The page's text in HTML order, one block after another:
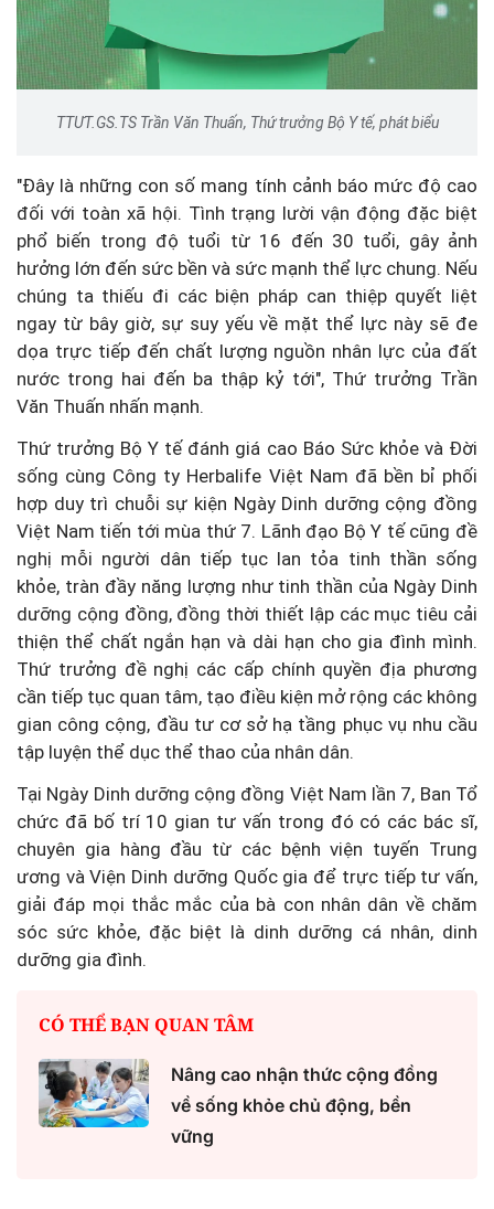
TTƯT.GS.TS Trần Văn Thuấn, Thứ trưởng Bộ Y tế, phát biểu
"Đây là những con số mang tính cảnh báo mức độ cao
đối với toàn xã hội. Tình trạng lười vận động đặc biệt
phổ biến trong độ tuổi từ 16 đến 30 tuổi, gây ảnh
hưởng lớn đến sức bền và sức mạnh thể lực chung. Nếu
chúng ta thiếu đi các biện pháp can thiệp quyết liệt
ngay từ bây giờ, sự suy yếu về mặt thể lực này sẽ đe
dọa trực tiếp đến chất lượng nguồn nhân lực của đất
nước trong hai đến ba thập kỷ tới", Thứ trưởng Trần
Văn Thuấn nhấn mạnh.
Thứ trưởng Bộ Y tế đánh giá cao Báo Sức khỏe và Đời
sống cùng Công ty Herbalife Việt Nam đã bền bỉ phối
hợp duy trì chuỗi sự kiện Ngày Dinh dưỡng cộng đồng
Việt Nam tiến tới mùa thứ 7. Lãnh đạo Bộ Y tế cũng đề
nghị mỗi người dân tiếp tục lan tỏa tinh thần sống
khỏe, tràn đầy năng lượng như tinh thần của Ngày Dinh
dưỡng cộng đồng, đồng thời thiết lập các mục tiêu cải
thiện thể chất ngắn hạn và dài hạn cho gia đình mình.
Thứ trưởng đề nghị các cấp chính quyền địa phương
cần tiếp tục quan tâm, tạo điều kiện mở rộng các không
gian công cộng, đầu tư cơ sở hạ tầng phục vụ nhu cầu
tập luyện thể dục thể thao của nhân dân.
Tại Ngày Dinh dưỡng cộng đồng Việt Nam lần 7, Ban Tổ
chức đã bố trí 10 gian tư vấn trong đó có các bác sĩ,
chuyên gia hàng đầu từ các bệnh viện tuyến Trung
ương và Viện Dinh dưỡng Quốc gia để trực tiếp tư vấn,
giải đáp mọi thắc mắc của bà con nhân dân về chăm
sóc sức khỏe, đặc biệt là dinh dưỡng cá nhân, dinh
dưỡng gia đình.
CÓ THỂ BẠN QUAN TÂM
Nâng cao nhận thức cộng đồng
về sống khỏe chủ động, bền
vững